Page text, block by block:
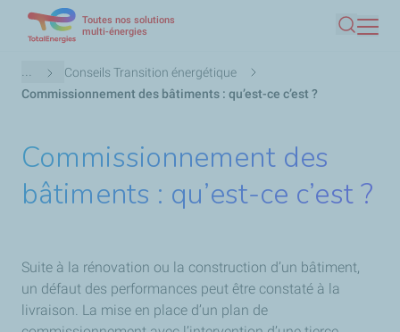
contenu
principal
Toutes nos solutions
multi-énergies
Fil
d'Ariane
...
Conseils Transition énergétique
Commissionnement des bâtiments : qu’est-ce c’est ?
Commissionnement des
bâtiments : qu’est-ce c’est ?
Suite à la rénovation ou la construction d’un bâtiment,
un défaut des performances peut être constaté à la
livraison. La mise en place d’un plan de